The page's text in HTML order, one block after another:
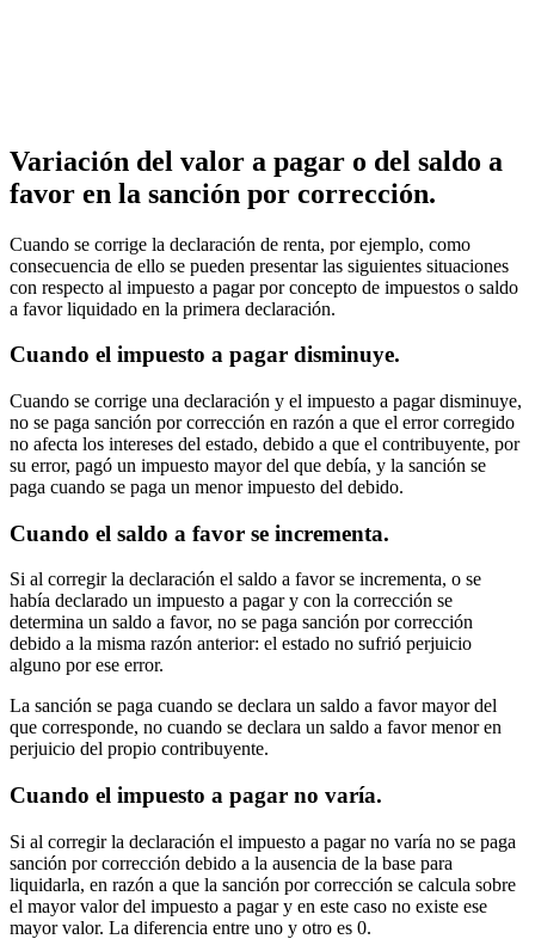
Variación del valor a pagar o del saldo a
favor en la sanción por corrección.
Cuando se corrige la declaración de renta, por ejemplo, como
consecuencia de ello se pueden presentar las siguientes situaciones
con respecto al impuesto a pagar por concepto de impuestos o saldo
a favor liquidado en la primera declaración.
Cuando el impuesto a pagar disminuye.
Cuando se corrige una declaración y el impuesto a pagar disminuye,
no se paga sanción por corrección en razón a que el error corregido
no afecta los intereses del estado, debido a que el contribuyente, por
su error, pagó un impuesto mayor del que debía, y la sanción se
paga cuando se paga un menor impuesto del debido.
Cuando el saldo a favor se incrementa.
Si al corregir la declaración el saldo a favor se incrementa, o se
había declarado un impuesto a pagar y con la corrección se
determina un saldo a favor, no se paga sanción por corrección
debido a la misma razón anterior: el estado no sufrió perjuicio
alguno por ese error.
La sanción se paga cuando se declara un saldo a favor mayor del
que corresponde, no cuando se declara un saldo a favor menor en
perjuicio del propio contribuyente.
Cuando el impuesto a pagar no varía.
Si al corregir la declaración el impuesto a pagar no varía no se paga
sanción por corrección debido a la ausencia de la base para
liquidarla, en razón a que la sanción por corrección se calcula sobre
el mayor valor del impuesto a pagar y en este caso no existe ese
mayor valor. La diferencia entre uno y otro es 0.